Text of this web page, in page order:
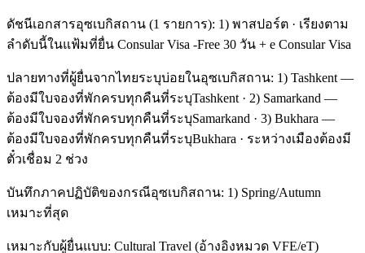
ดัชนีเอกสารอุซเบกิสถาน (1 รายการ): 1) พาสปอร์ต · เรียงตาม
ลำดับนี้ในแฟ้มที่ยื่น Consular Visa -Free 30 วัน + e Consular Visa
ปลายทางที่ผู้ยื่นจากไทยระบุบ่อยในอุซเบกิสถาน: 1) Tashkent —
ต้องมีใบจองที่พักครบทุกคืนที่ระบุTashkent · 2) Samarkand —
ต้องมีใบจองที่พักครบทุกคืนที่ระบุSamarkand · 3) Bukhara —
ต้องมีใบจองที่พักครบทุกคืนที่ระบุBukhara · ระหว่างเมืองต้องมี
ตั๋วเชื่อม 2 ช่วง
บันทึกภาคปฏิบัติของกรณีอุซเบกิสถาน: 1) Spring/Autumn
เหมาะที่สุด
เหมาะกับผู้ยื่นแบบ: Cultural Travel (อ้างอิงหมวด VFE/eT)